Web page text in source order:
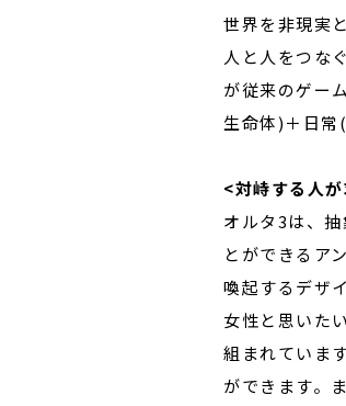
世界を非現実
人と人をつな
が従来のゲー
生命体)＋日常
<対峙する人
オルタ3は、
とができるア
喚起するデザ
女性と思いた
組まれていま
ができます。